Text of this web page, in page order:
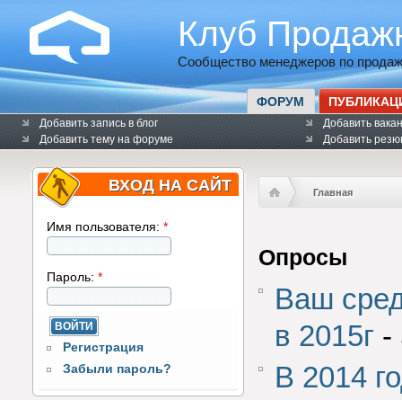
Клуб
Сообщество менеджеров по
ФОРУМ
Добавить запись в блог
Добавить тему на форуме
Добавить
Добавить
ВХОД НА САЙТ
Имя пользователя: *
Пароль: *
Регистрация
Забыли пароль?
Главная
Опросы
Ваш
в 2015г -
В 2014